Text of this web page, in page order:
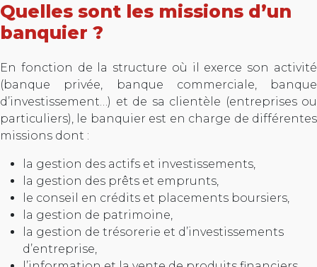
Quelles sont les missions d’un
banquier ?
En fonction de la structure où il exerce son activité
(banque privée, banque commerciale, banque
d’investissement…) et de sa clientèle (entreprises ou
particuliers), le banquier est en charge de différentes
missions dont :
la gestion des actifs et investissements,
la gestion des prêts et emprunts,
le conseil en crédits et placements boursiers,
la gestion de patrimoine,
la gestion de trésorerie et d’investissements
d’entreprise,